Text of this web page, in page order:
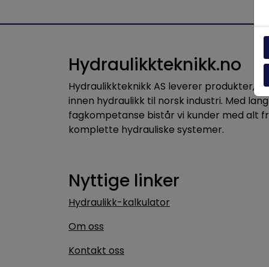
Hydraulikkteknikk.no
Hydraulikkteknikk AS leverer produkter,
innen hydraulikk til norsk industri. Med
fagkompetanse bistår vi kunder med alt
komplette hydrauliske systemer.
Nyttige linker
Hydraulikk-kalkulator
Om oss
Kontakt oss